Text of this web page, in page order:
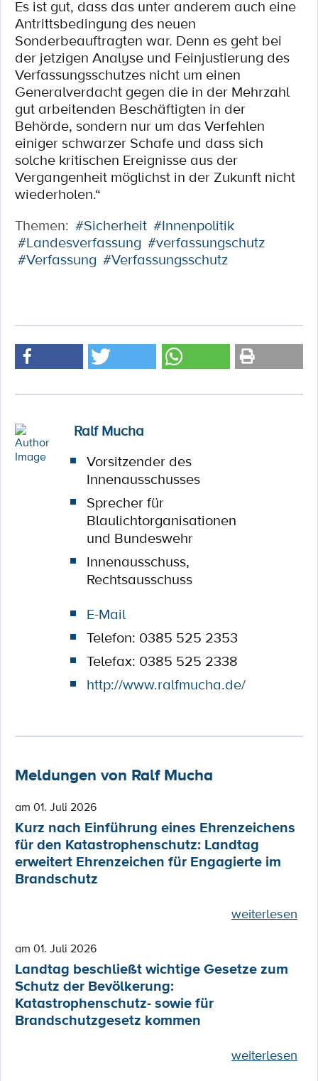
Es ist gut, dass das unter anderem auch eine
Antrittsbedingung des neuen
Sonderbeauftragten war. Denn es geht bei
der jetzigen Analyse und Feinjustierung des
Verfassungsschutzes nicht um einen
Generalverdacht gegen die in der Mehrzahl
gut arbeitenden Beschäftigten in der
Behörde, sondern nur um das Verfehlen
einiger schwarzer Schafe und dass sich
solche kritischen Ereignisse aus der
Vergangenheit möglichst in der Zukunft nicht
wiederholen.“
Themen: #Sicherheit #Innenpolitik
#Landesverfassung #verfassungschutz
#Verfassung #Verfassungsschutz
Ralf Mucha
Vorsitzender des
Innenausschusses
Sprecher für
Blaulichtorganisationen
und Bundeswehr
Innenausschuss,
Rechtsausschuss
E-Mail
Telefon: 0385 525 2353
Telefax: 0385 525 2338
http://www.ralfmucha.de/
Meldungen von Ralf Mucha
am 01. Juli 2026
Kurz nach Einführung eines Ehrenzeichens
für den Katastrophenschutz: Landtag
erweitert Ehrenzeichen für Engagierte im
Brandschutz
weiterlesen
am 01. Juli 2026
Landtag beschließt wichtige Gesetze zum
Schutz der Bevölkerung:
Katastrophenschutz- sowie für
Brandschutzgesetz kommen
weiterlesen